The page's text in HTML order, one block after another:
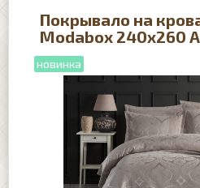
Покрывало на
Modabox 240x260